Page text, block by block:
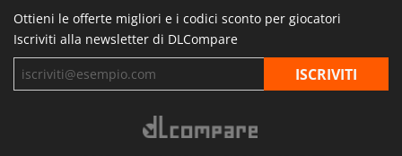
Ottieni le offerte migliori e i codici sconto per giocatori
Iscriviti alla newsletter di DLCompare